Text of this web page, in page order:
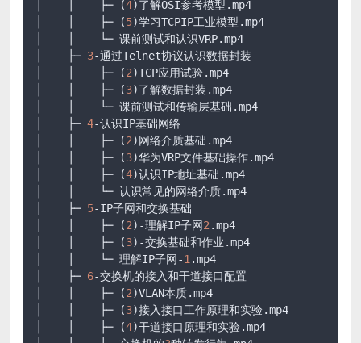
│    │    ├─ (4)了解OSI参考模型 .mp4
│    │    ├─ (5)学习TCPIP工业模型 .mp4
│    │    └─ 课前测试和认识VRP.mp4
│    ├─ 3-通过Telnet协议认识数据封装
│    │    ├─ (2)TCP应用试验.mp4
│    │    ├─ (3)了解数据封装 .mp4
│    │    └─ 课前测试和传输层基础 .mp4
│    ├─ 4-认识IP基础网络
│    │    ├─ (2)网络介质基础 .mp4
│    │    ├─ (3)华为VRP文件基础操作.mp4
│    │    ├─ (4)认识IP地址基础 .mp4
│    │    └─ 认识常见的网络介质.mp4
│    ├─ 5-IP子网和交换基础
│    │    ├─ (2)-理解IP子网2 .mp4
│    │    ├─ (3)-交换基础和作业 .mp4
│    │    └─ 理解IP子网-1 .mp4
│    ├─ 6-交换机的接入和干道接口配置
│    │    ├─ (2)VLAN本质.mp4
│    │    ├─ (3)接入接口工作原理和实验.mp4
│    │    ├─ (4)干道接口原理和实验.mp4